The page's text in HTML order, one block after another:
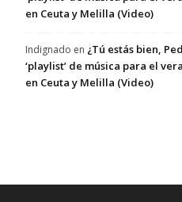
en Ceuta y Melilla (Video)
Indignado en ¿Tú estás bien,
‘playlist’ de música para el
en Ceuta y Melilla (Video)